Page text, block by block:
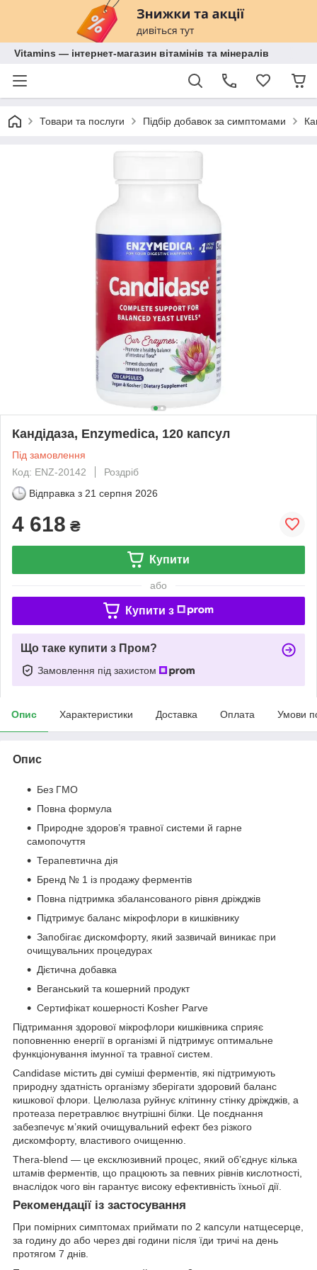
Vitamins — інтернет-магазин вітамінів та мінералів
Товари та послуги Підбір добавок за симптомами
Кандідаза, Enzymedica, 120 капсул
Під замовлення
Код: ENZ-20142
Роздріб
Відправка з 21 серпня 2026
4 618 ₴
Купити
або
Купити з
Що таке купити з Пром?
Замовлення під захистом
Опис Характеристики Доставка Оплата Умови
Опис
Без ГМО
Повна формула
Природне здоров’я травної системи й гарне
самопочуття
Терапевтична дія
Бренд № 1 із продажу ферментів
Повна підтримка збалансованого рівня дріжджів
Підтримує баланс мікрофлори в кишківнику
Запобігає дискомфорту, який зазвичай виникає при
очищувальних процедурах
Дієтична добавка
Веганський та кошерний продукт
Сертифікат кошерності Kosher Parve
Підтримання здорової мікрофлори кишківника сприяє
поповненню енергії в організмі й підтримує оптимальне
функціонування імунної та травної систем.
Candidase містить дві суміші ферментів, які підтримують
природну здатність організму зберігати здоровий баланс
кишкової флори. Целюлаза руйнує клітинну стінку дріжджів, а
протеаза перетравлює внутрішні білки. Це поєднання
забезпечує м’який очищувальний ефект без різкого
дискомфорту, властивого очищенню.
Thera-blend — це ексклюзивний процес, який об’єднує кілька
штамів ферментів, що працюють за певних рівнів кислотності,
внаслідок чого він гарантує високу ефективність їхньої дії.
Рекомендації із застосування
При помірних симптомах приймати по 2 капсули натщесерце,
за годину до або через дві години після їди тричі на день
протягом 7 днів.